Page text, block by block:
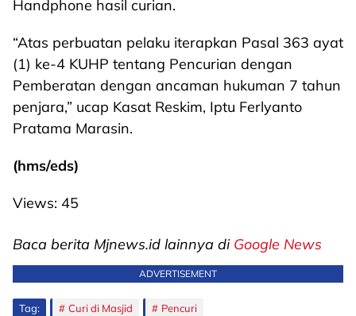
Handphone hasil curian.
“Atas perbuatan pelaku iterapkan Pasal 363 ayat
(1) ke-4 KUHP tentang Pencurian dengan
Pemberatan dengan ancaman hukuman 7 tahun
penjara,” ucap Kasat Reskim, Iptu Ferlyanto
Pratama Marasin.
(hms/eds)
Views: 45
Baca berita Mjnews.id lainnya di Google News
ADVERTISEMENT
Tag: Curi di Masjid Pencuri